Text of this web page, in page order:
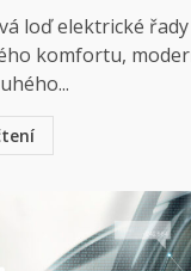
loď elektrické
komfortu,